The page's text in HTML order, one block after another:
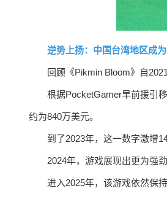
逆势上扬：中国台湾地区成
回顾《Pikmin Bloom》自
根据PocketGamer早前援引
约为840万美元。
到了2023年，这一数字激增
2024年，游戏展现出更为强
进入2025年，该游戏依然保